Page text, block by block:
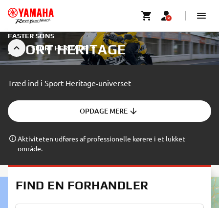
SPORT HERITAGE
FASTER SONS
SPORT HERITAGE
Træd ind i Sport Heritage‑universet
OPDAGE MERE
Aktiviteten udføres af professionelle kørere i et lukket
område.
FIND EN FORHANDLER